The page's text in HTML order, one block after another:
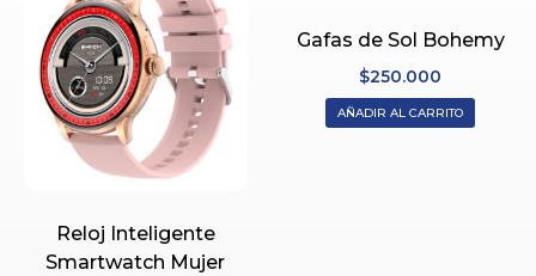
Reloj Inteligente
Smartwatch Mujer
Gafas de Sol Bohemy
$250.000
AÑADIR AL CARRITO